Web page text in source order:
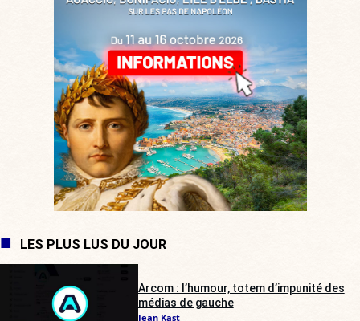
LES PLUS LUS DU JOUR
Arcom : l’humour, totem d’impunité des
médias de gauche
Jean Kast